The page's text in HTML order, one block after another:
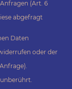
(Art. 6
abgefragt
Daten
oder der